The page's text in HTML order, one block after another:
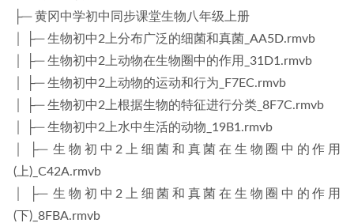
├─ 黄冈中学初中同步课堂生物八年级上册
│ ├─ 生物初中2上分布广泛的细菌和真菌_AA5D.rmvb
│ ├─ 生物初中2上动物在生物圈中的作用_31D1.rmvb
│ ├─ 生物初中2上动物的运动和行为_F7EC.rmvb
│ ├─ 生物初中2上根据生物的特征进行分类_8F7C.rmvb
│ ├─ 生物初中2上水中生活的动物_19B1.rmvb
│ ├─ 生物初中2上细菌和真菌在生物圈中的作用
(上)_C42A.rmvb
│ ├─ 生物初中2上细菌和真菌在生物圈中的作用
(下)_8FBA.rmvb